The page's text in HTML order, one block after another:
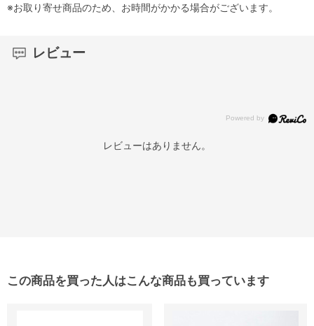
※お取り寄せ商品のため、お時間がかかる場合がございます。
レビュー
レビューはありません。
この商品を買った人はこんな商品も買っています